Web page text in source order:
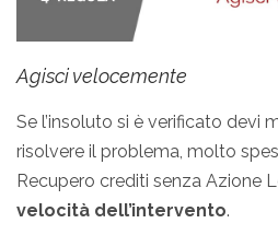
Agisci velocemente
Se l’insoluto si è verificato devi
risolvere il problema, molto
Recupero crediti senza Azione
velocità dell’intervento.